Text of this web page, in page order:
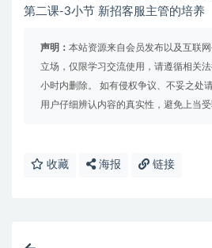
第二课-3小节 新招客服主管的培养
声明： 本站资源来自会员发布以及互联
立场，仅限学习交流使用，请遵循相关
小时内删除。 如有侵权争议、不妥之处
用户仔细辨认内容的真实性，避免上当受
收藏 海报 链接